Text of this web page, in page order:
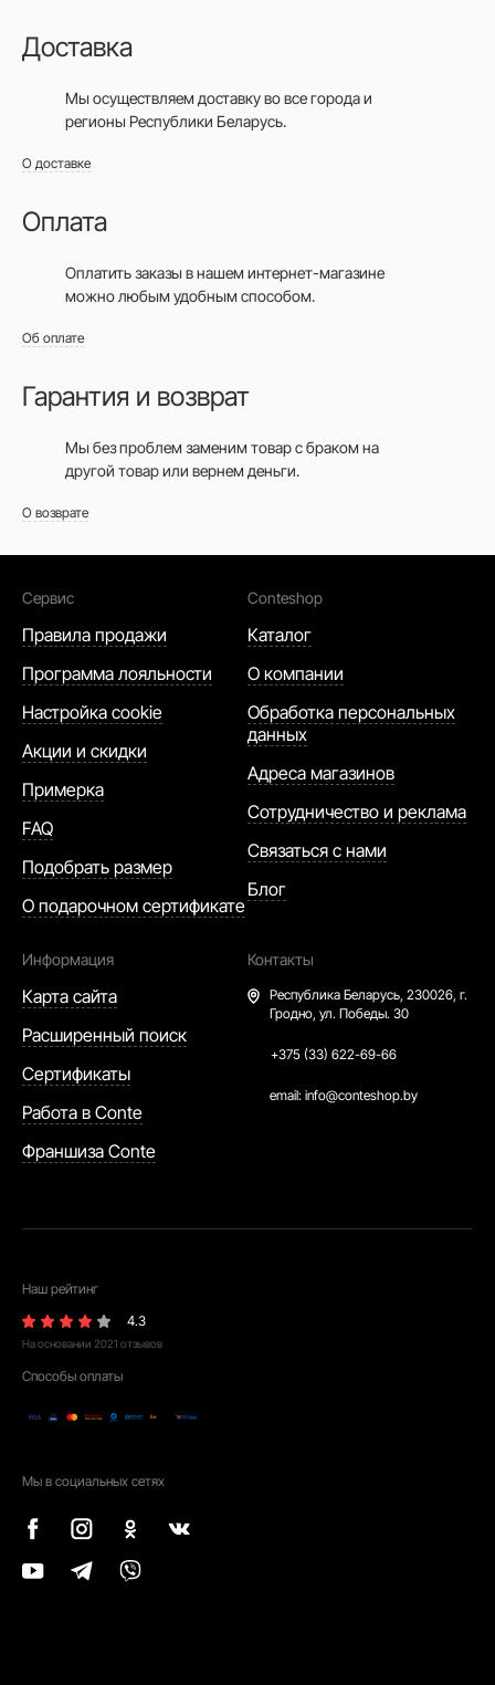
Доставка
Мы осуществляем доставку во все городаи
регионы Республики Беларусь.
О доставке
Оплата
Оплатить заказы в нашем интернет-магазине
можно любым удобным способом.
Об оплате
Гарантия и возврат
Мы без проблем заменим товар с браком на
другой товар или вернем деньги.
О возврате
Сервис
Правила продажи
Программа лояльности
Настройка cookie
Акции и скидки
Примерка
FAQ
Подобрать размер
О подарочном сертификате
Conteshop
Каталог
О компании
Обработка персональных
данных
Адреса магазинов
Сотрудничество и реклама
Связаться с нами
Блог
Информация
Карта сайта
Расширенный поиск
Сертификаты
Работа в Conte
Франшиза Conte
Контакты
Республика Беларусь, 230026, г.
Гродно, ул. Победы. 30
+375 (33) 622-69-66
email: info@conteshop.by
Наш рейтинг
4.3
На основании 2021 отзывов
Способы оплаты
Мы в социальных сетях